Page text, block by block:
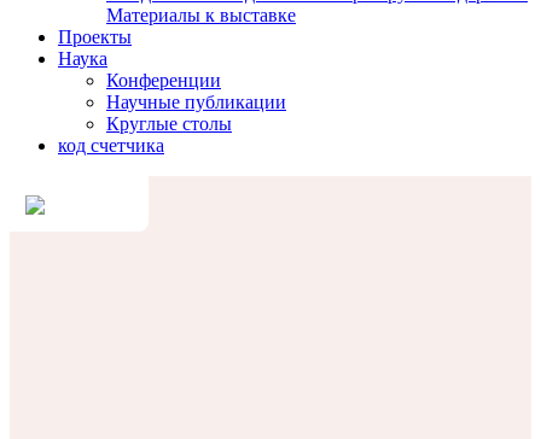
Материалы к выставке
Проекты
Наука
Конференции
Научные публикации
Круглые столы
код счетчика